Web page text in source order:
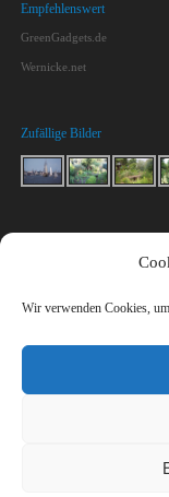
Wir verwenden Cookies,
Empfehlenswert
GreenGadgets.de
Wernicke.net
Zufällige Bilder
Impressum & Datenschutz